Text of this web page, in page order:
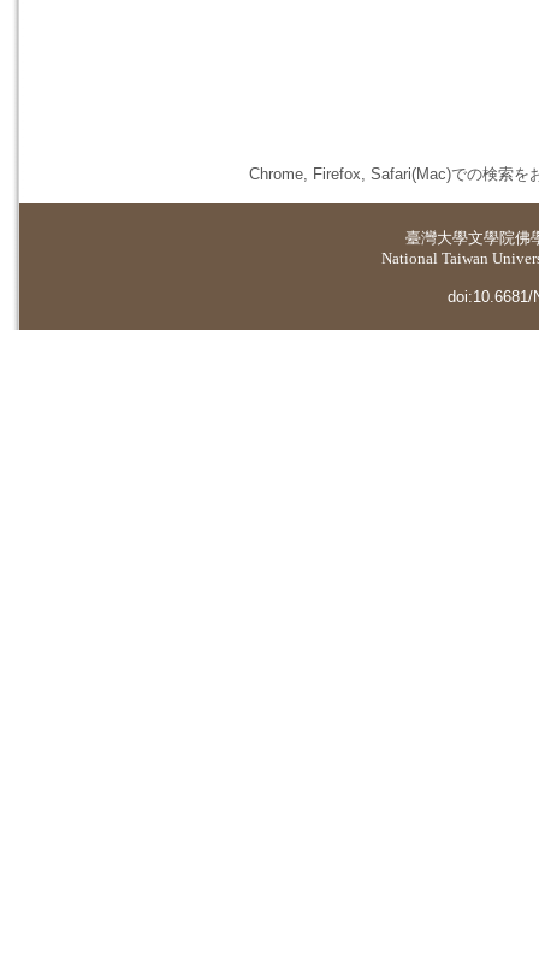
Chrome, Firefox, Safari(Mac)での検索を
臺灣大學文學院佛
National Taiwan
doi:10.6681/